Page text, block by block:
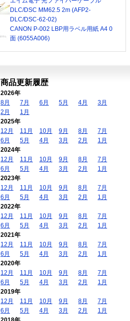
DLC/DSC MM62.5 2m (AFP2-
DLC/DSC-62-02)
CANON P-002 LBP用ラベル用紙 A4 0
面 (6055A006)
商品更新履歴
2026年
8月
7月 6月 5月 4月
3月
2月
1月
2025年
12月
11月 10月 9月 8月
7月
6月
5月 4月 3月 2月
1月
2024年
12月
11月 10月 9月 8月
7月
6月
5月 4月 3月 2月
1月
2023年
12月
11月 10月 9月 8月
7月
6月
5月 4月 3月 2月
1月
2022年
12月
11月 10月 9月 8月
7月
6月
5月 4月 3月 2月
1月
2021年
12月
11月 10月 9月 8月
7月
6月
5月 4月 3月 2月
1月
2020年
12月
11月 10月 9月 8月
7月
6月
5月 4月 3月 2月
1月
2019年
12月
11月 10月 9月 8月
7月
6月
5月 4月 3月 2月
1月